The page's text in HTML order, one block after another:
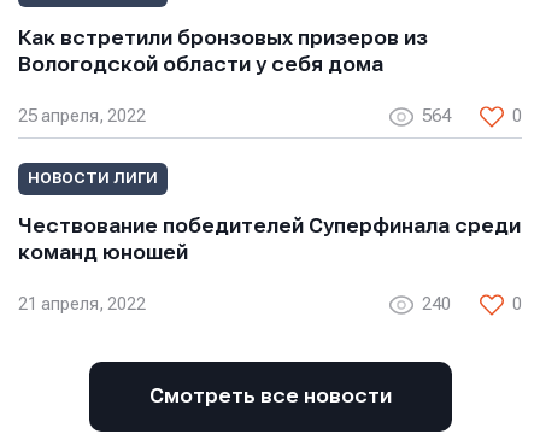
Как встретили бронзовых призеров из
Вологодской области у себя дома
25 апреля, 2022 564 0
НОВОСТИ ЛИГИ
Чествование победителей Суперфинала среди
команд юношей
21 апреля, 2022 240 0
Смотреть все новости
Сообщение
Отправить
Сообщение
Отправить
Телефон
Сообщение